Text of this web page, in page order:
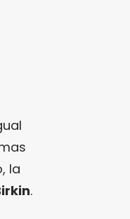
la
.